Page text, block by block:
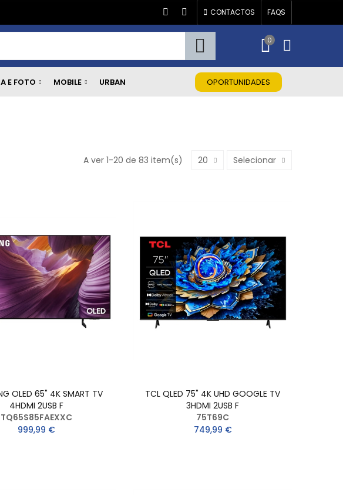
CONTACTOS FAQS
0
E FOTO MOBILE URBAN OPORTUNIDADES
A ver 1-20 de 83 item(s) 20 Selecionar
OLED 65" 4K SMART TV
4HDMI 2USB F
TQ65S85FAEXXC
999,99 €
TCL QLED 75" 4K UHD GOOGLE TV
3HDMI 2USB F
75T69C
749,99 €